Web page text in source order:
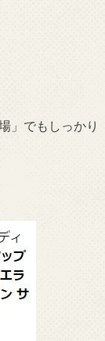
」でもしっかり